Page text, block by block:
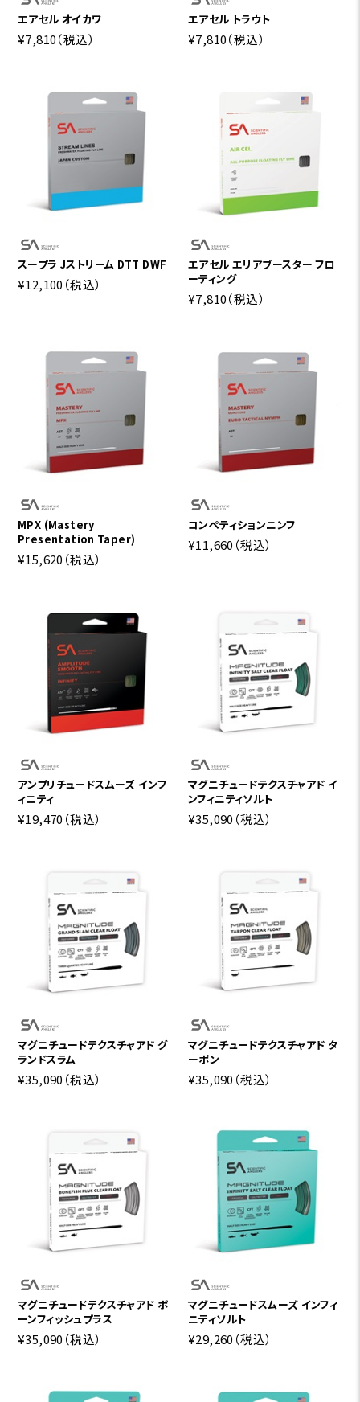
エアセル オイカワ
¥7,810（税込）
エアセル トラウト
¥7,810（税込）
スープラ Jストリーム DTT DWF
¥12,100 （税込）
エアセル エリアブースター フロ
ーティング
¥7,810（税込）
MPX (Mastery
Presentation Taper)
¥15,620 （税込）
コンペティションニンフ
¥11,660 （税込）
アンプリチュードスムーズ インフ
ィニティ
¥19,470 （税込）
マグニチュードテクスチャアド イ
ンフィニティソルト
¥35,090 （税込）
マグニチュードテクスチャアド グ
ランドスラム
¥35,090 （税込）
マグニチュードテクスチャアド タ
ーポン
¥35,090 （税込）
マグニチュードテクスチャアド ボ
ーンフィッシュプラス
¥35,090 （税込）
マグニチュードスムーズ インフィ
ニティソルト
¥29,260 （税込）